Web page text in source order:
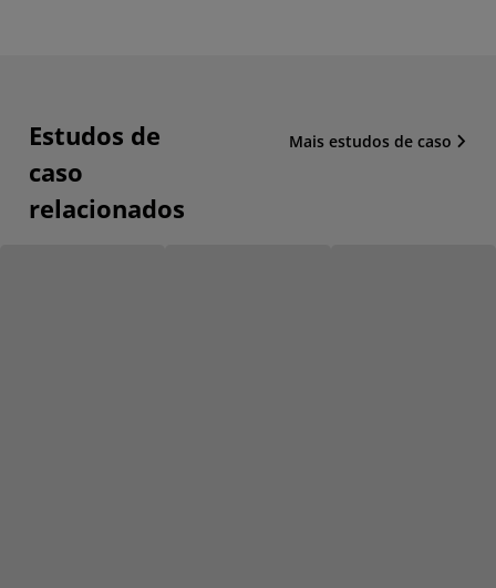
Estudos de
caso
relacionados
Mais estudos de caso